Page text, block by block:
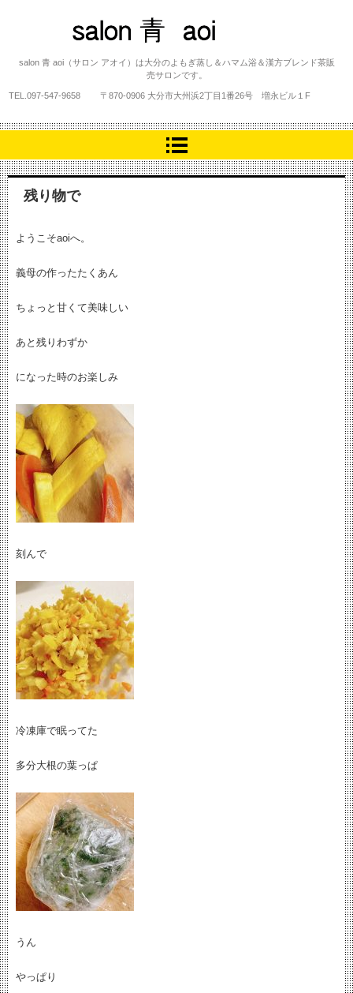
salon 青 aoi
salon 青 aoi（サロン アオイ）は大分のよもぎ蒸し＆ハマム浴＆漢方ブレンド茶販
売サロンです。
TEL. 097-547-9658 〒870-0906 大分市大州浜2丁目1番26号 増永ビル１F
残り物で
ようこそaoiへ。
義母の作ったたくあん
ちょっと甘くて美味しい
あと残りわずか
になった時のお楽しみ
刻んで
冷凍庫で眠ってた
多分大根の葉っぱ
うん
やっぱり